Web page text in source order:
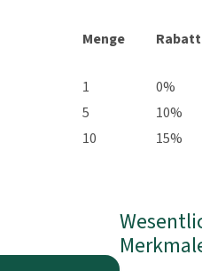
Menge Rabatt
1
0%
5
10%
10
15%